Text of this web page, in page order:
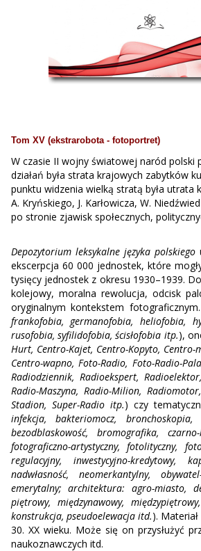
Tom XV (ekstrarobota - fotoportret)
W czasie II wojny światowej naród polski
działań była strata krajowych zabytków
punktu widzenia wielką stratą była utrata
A. Kryńskiego, J. Karłowicza, W.
po stronie zjawisk społecznych,
Depozytorium leksykalne języka polskiego
ekscerpcja 60 000 jednostek, które
tysięcy jednostek z okresu 1930–1939.
kolejowy, moralna rewolucja, odcisk
oryginalnym kontekstem
frankofobia, germanofobia, heliofobia,
rusofobia, syfilidofobia, ścisłofobia itp.),
Hurt, Centro-Kajet, Centro-Kopyto,
Centro-wapno, Foto-Radio, Foto-Radio-
Radiodziennik, Radioekspert,
Radio-Maszyna, Radio-Milion,
Stadion, Super-Radio itp.) czy
infekcja, bakteriomocz,
bezodblaskowość, bromografika,
fotograficzno-artystyczny, fotolityczny,
regulacyjny, inwestycyjno-kredytowy,
nadwłasność, neomerkantylny,
emerytalny; architektura: agro-miasto,
piętrowy, międzynawowy,
konstrukcja, pseudoelewacja itd.).
30. XX wieku. Może się on przysłużyć
naukoznawczych itd.